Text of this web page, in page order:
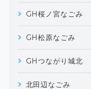
GH桜ノ宮なごみ
GH松原なごみ
GHつながり城北
北田辺なごみ